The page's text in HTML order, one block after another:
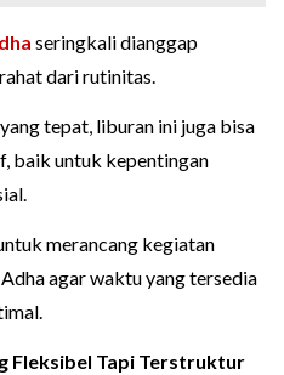
seringkali dianggap
dari rutinitas.
tepat, liburan ini juga bisa
baik untuk kepentingan
merancang kegiatan
agar waktu yang tersedia
Fleksibel Tapi Terstruktur